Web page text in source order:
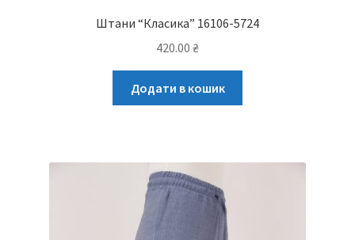
Штани “Класика” 16106-5724
420.00 ₴
Додати в кошик